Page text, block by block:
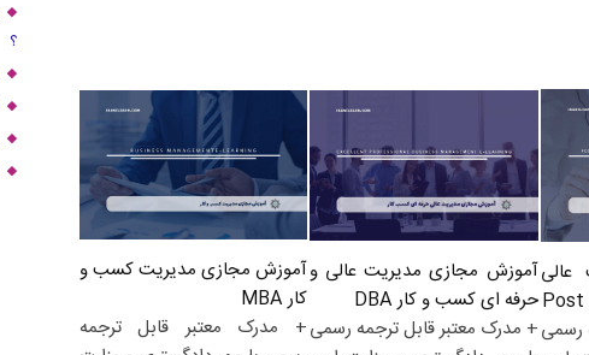
رسمی
آموزش مجازی مدیریت عالی و
حرفه ای کسب و کار DBA
+ مدرک معتبر قابل ترجمه رسمی
آموزش مجازی مدیریت کسب و
کار MBA
+ مدرک معتبر قابل ترجمه
؟